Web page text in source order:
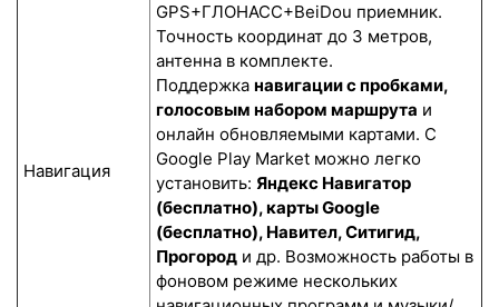
Навигация
GPS+ГЛОНАСС+BeiDou приемник.
Точность координат до 3 метров,
антенна в комплекте.
Поддержка навигации с пробками,
голосовым набором маршрута и
онлайн обновляемыми картами. С
Google Play Market можно легко
установить: Яндекс Навигатор
(бесплатно), карты Google
(бесплатно), Навител, Ситигид,
Прогород и др. Возможность работы в
фоновом режиме нескольких